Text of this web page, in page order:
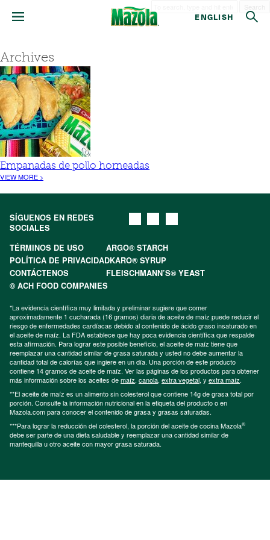
ENGLISH
Archives
Empanadas de pollo horneadas
VIEW MORE >
SÍGUENOS EN REDES
SOCIALES
TÉRMINOS DE USO
ARGO® STARCH
POLÍTICA DE PRIVACIDADKARO® SYRUP
CONTÁCTENOS
FLEISCHMANN’S® YEAST
© ACH FOOD COMPANIES
*La evidencia científica muy limitada y preliminar sugiere que comer
aproximadamente 1 cucharada (16 gramos) diaria de aceite de maíz puede reducir el
riesgo de enfermedades cardíacas debido al contenido de ácido graso insaturado en
el aceite de maíz. La FDA establece que hay poca evidencia científica que respalde
esta afirmación. Para lograr este posible beneficio, el aceite de maíz tiene que
reemplazar una cantidad similar de grasa saturada y usted no debe aumentar la
cantidad total de calorías que ingiere en un día. Una porción de este producto
contiene 14 gramos de aceite de maíz. Ver las páginas de los productos para obtener
más información sobre los aceites demaíz, canola, extra vegetal, y extra maíz.
**El aceite de maíz es un alimento sin colesterol que contiene 14g de grasa total por
porción. Consulte la información nutricional en la etiqueta del producto o en
Mazola.com para conocer el contenido de grasa y grasas saturadas.
***Para lograr la reducción del colesterol, la porción del aceite de cocina Mazola®
debe ser parte de una dieta saludable y reemplazar una cantidad similar de
mantequilla u otro aceite con mayor grasa saturada.